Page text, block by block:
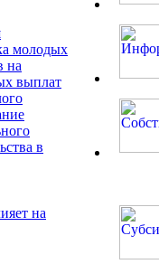
молодых
на
выплат
в
на